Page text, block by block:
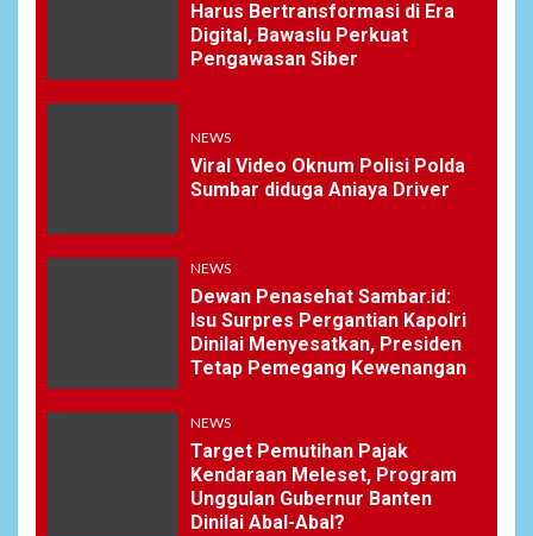
Harus Bertransformasi di Era
Digital, Bawaslu Perkuat
Pengawasan Siber
NEWS
Viral Video Oknum Polisi Polda
Sumbar diduga Aniaya Driver
NEWS
Dewan Penasehat Sambar.id:
Isu Surpres Pergantian Kapolri
Dinilai Menyesatkan, Presiden
Tetap Pemegang Kewenangan
NEWS
Target Pemutihan Pajak
Kendaraan Meleset, Program
Unggulan Gubernur Banten
Dinilai Abal-Abal?